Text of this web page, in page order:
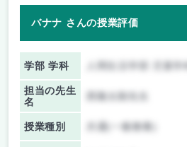
バナナ さんの授業評価
学部 学科
担当の先生
名
西隆太朗先生
授業種別 共通(一般教養)